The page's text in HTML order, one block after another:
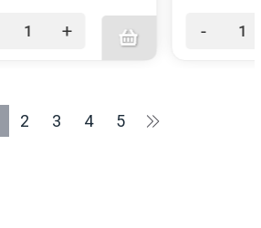
+
от мильдью
-
2 3 4 5